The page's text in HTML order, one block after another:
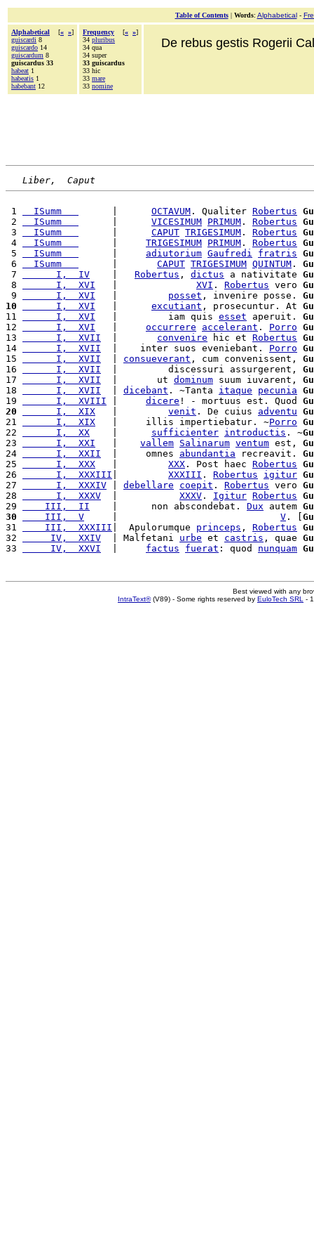
Table of Contents| Words: Alphabetical-
Alphabetical [« »]
guiscardi 8
guiscardo 14
guiscardum 8
guiscardus 33
habeat 1
habeatis 1
habebant 12
Frequency [« »]
34 pluribus
34 qua
34 super
33 guiscardus
33 hic
33 mare
33 nomine
De rebus gestis Rogerii
Liber,  Caput
1
  ISumm
OCTAVUM . Qualiter Robertus
2
  ISumm
VICESIMUM PRIMUM . Robertus
3
  ISumm
CAPUT TRIGESIMUM . Robertus
4
  ISumm
TRIGESIMUM PRIMUM . Robertus
5
  ISumm
adiutorium Gaufredi fratris
6
  ISumm
CAPUT TRIGESIMUM QUINTUM .
7
      I,  IV
Robertus , dictus a nativitate
8
      I,  XVI
XVI . Robertus vero
9
      I,  XVI
posset , invenire posse.
10
      I,  XVI
excutiant , prosecuntur. At
11
      I,  XVI
   |         iam quis
esset aperuit.
12
      I,  XVI
occurrere accelerant . Porro
13
      I,  XVII
convenire hic et Robertus
14
      I,  XVII
  |    inter suos eveniebant.
Porro
15
      I,  XVII
consueverant , cum convenissent,
16
      I,  XVII
  |         discessuri assurgerent,
17
      I,  XVII
  |       ut
dominum suum iuvarent,
18
      I,  XVII
dicebant . ~Tanta itaque pecunia
19
      I,  XVIII
dicere ! - mortuus est. Quod
20
      I,  XIX
venit . De cuius adventu
21
      I,  XIX
   |     illis impertiebatur. ~
Porro
22
      I,  XX
sufficienter introductis . ~
23
      I,  XXI
vallem Salinarum ventum est,
24
      I,  XXII
  |     omnes
abundantia recreavit.
25
      I,  XXX
XXX . Post haec Robertus
26
      I,  XXXIII
XXXIII . Robertus igitur
27
      I,  XXXIV
debellare coepit . Robertus vero
28
      I,  XXXV
XXXV . Igitur Robertus
29
    III,  II
    |      non abscondebat.
Dux autem
30
    III,  V
V . [
31
    III,  XXXIII
|  Apulorumque princeps , Robertus
32
     IV,  XXIV
  | Malfetani
urbe et castris , quae
33
     IV,  XXVI
factus fuerat : quod nunquam
Best viewed with any
IntraText®(V89) - Some rights reserved by EuloTech SRL -